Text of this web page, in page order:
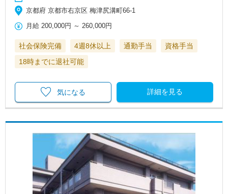
京都府 京都市右京区 梅津尻溝町66-1
月給 200,000円 ～260,000円
社会保険完備 4週8休以上 通勤手当
資格手当
18時までに退社可能
詳細を見る
気になる